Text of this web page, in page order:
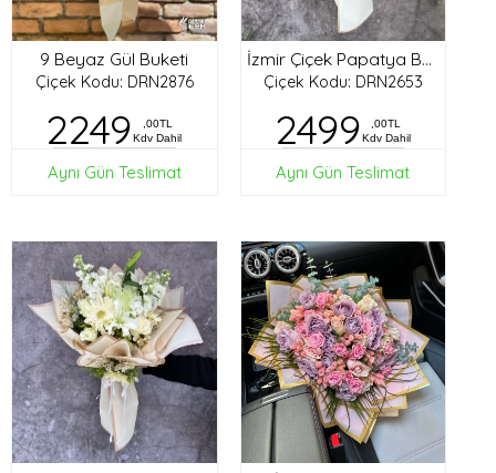
9 Beyaz Gül Buketi
Çiçek Kodu: DRN2876
2249
,00TL
Kdv Dahil
Aynı Gün Teslimat
İzmir Çiçek Papatya Buketi
Çiçek Kodu: DRN2653
2499
,00TL
Kdv Dahil
Aynı Gün Teslimat